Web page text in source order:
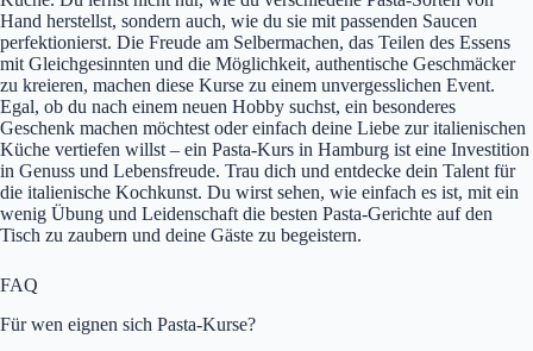
Hand herstellst, sondern auch, wie du sie mit passenden Saucen
perfektionierst. Die Freude am Selbermachen, das Teilen des Essens
mit Gleichgesinnten und die Möglichkeit, authentische Geschmäcker
zu kreieren, machen diese Kurse zu einem unvergesslichen Event.
Egal, ob du nach einem neuen Hobby suchst, ein besonderes
Geschenk machen möchtest oder einfach deine Liebe zur italienischen
Küche vertiefen willst – ein Pasta-Kurs in Hamburg ist eine Investition
in Genuss und Lebensfreude. Trau dich und entdecke dein Talent für
die italienische Kochkunst. Du wirst sehen, wie einfach es ist, mit ein
wenig Übung und Leidenschaft die besten Pasta-Gerichte auf den
Tisch zu zaubern und deine Gäste zu begeistern.
FAQ
Für wen eignen sich Pasta-Kurse?